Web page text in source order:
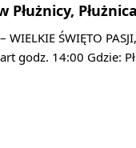
ŚWIĘTO
godz. 14:00 Gdzie: